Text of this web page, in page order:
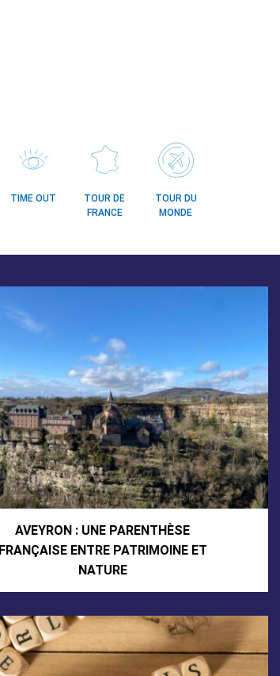
TIME OUT
TOUR DE
FRANCE
TOUR DU
MONDE
AVEYRON : UNE PARENTHÈSE
FRANÇAISE ENTRE PATRIMOINE ET
NATURE